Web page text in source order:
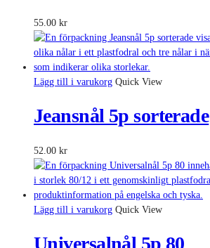
55.00 kr
Lägg till i varukorg Quick View
Jeansnål 5p sorterade
52.00 kr
Lägg till i varukorg Quick View
Universalnål 5p 80